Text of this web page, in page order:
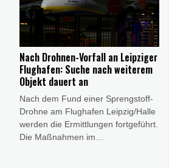
der Halbjahresbilanz. Sie will am
bisherigen Geschäftsmodell der
Bank festhalten - der Plan von
Unicredit für die Commerzbank
berge "erhebliche
Umsetzungsrisiken", warnte sie.
Nach Drohnen-Vorfall an Leipziger
Flughafen: Suche nach weiterem
Objekt dauert an
Nach dem Fund einer Sprengstoff-
Drohne am Flughafen Leipzig/Halle
werden die Ermittlungen fortgeführt.
Die Maßnahmen im